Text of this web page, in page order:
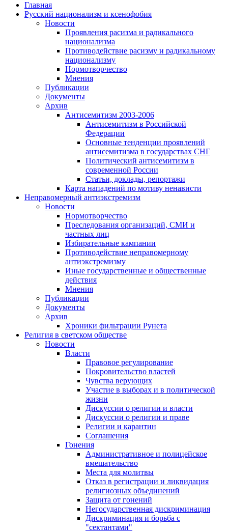
Главная
Русский национализм и ксенофобия
Новости
Проявления расизма и радикального
национализма
Противодействие расизму и радикальному
национализму
Нормотворчество
Мнения
Публикации
Документы
Архив
Антисемитизм 2003-2006
Антисемитизм в Российской
Федерации
Основные тенденции проявлений
антисемитизма в государствах СНГ
Политический антисемитизм в
современной России
Статьи, доклады, репортажи
Карта нападений по мотиву ненависти
Неправомерный антиэкстремизм
Новости
Нормотворчество
Преследования организаций, СМИ и
частных лиц
Избирательные кампании
Противодействие неправомерному
антиэкстремизму
Иные государственные и общественные
действия
Мнения
Публикации
Документы
Архив
Хроники фильтрации Рунета
Религия в светском обществе
Новости
Власти
Правовое регулирование
Покровительство властей
Чувства верующих
Участие в выборах и в политической
жизни
Дискуссии о религии и власти
Дискуссии о религии и праве
Религии и карантин
Соглашения
Гонения
Административное и полицейское
вмешательство
Места для молитвы
Отказ в регистрации и ликвидация
религиозных объединений
Защита от гонений
Негосударственная дискриминация
Дискриминация и борьба с
"сектантами"